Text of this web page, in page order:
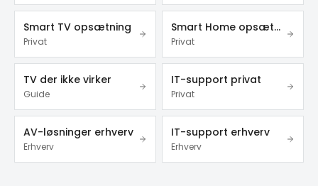
Smart TV opsætning
Privat
Smart Home opsætning
Privat
TV der ikke virker
Guide
IT-support privat
Privat
AV-løsninger erhverv
Erhverv
IT-support erhverv
Erhverv